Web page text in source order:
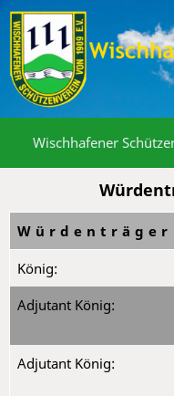
Wischhafener
Würdenträger
König:
Adjutant König:
Adjutant König: